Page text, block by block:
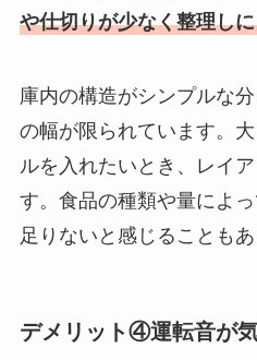
や仕切りが少なく整理し
庫内の構造がシンプルな
の幅が限られています。
ルを入れたいとき、レイ
す。食品の種類や量によ
足りないと感じることもあ
デメリット④運転音が